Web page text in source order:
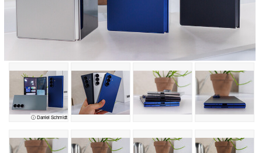
ⓘ Daniel Schmidt